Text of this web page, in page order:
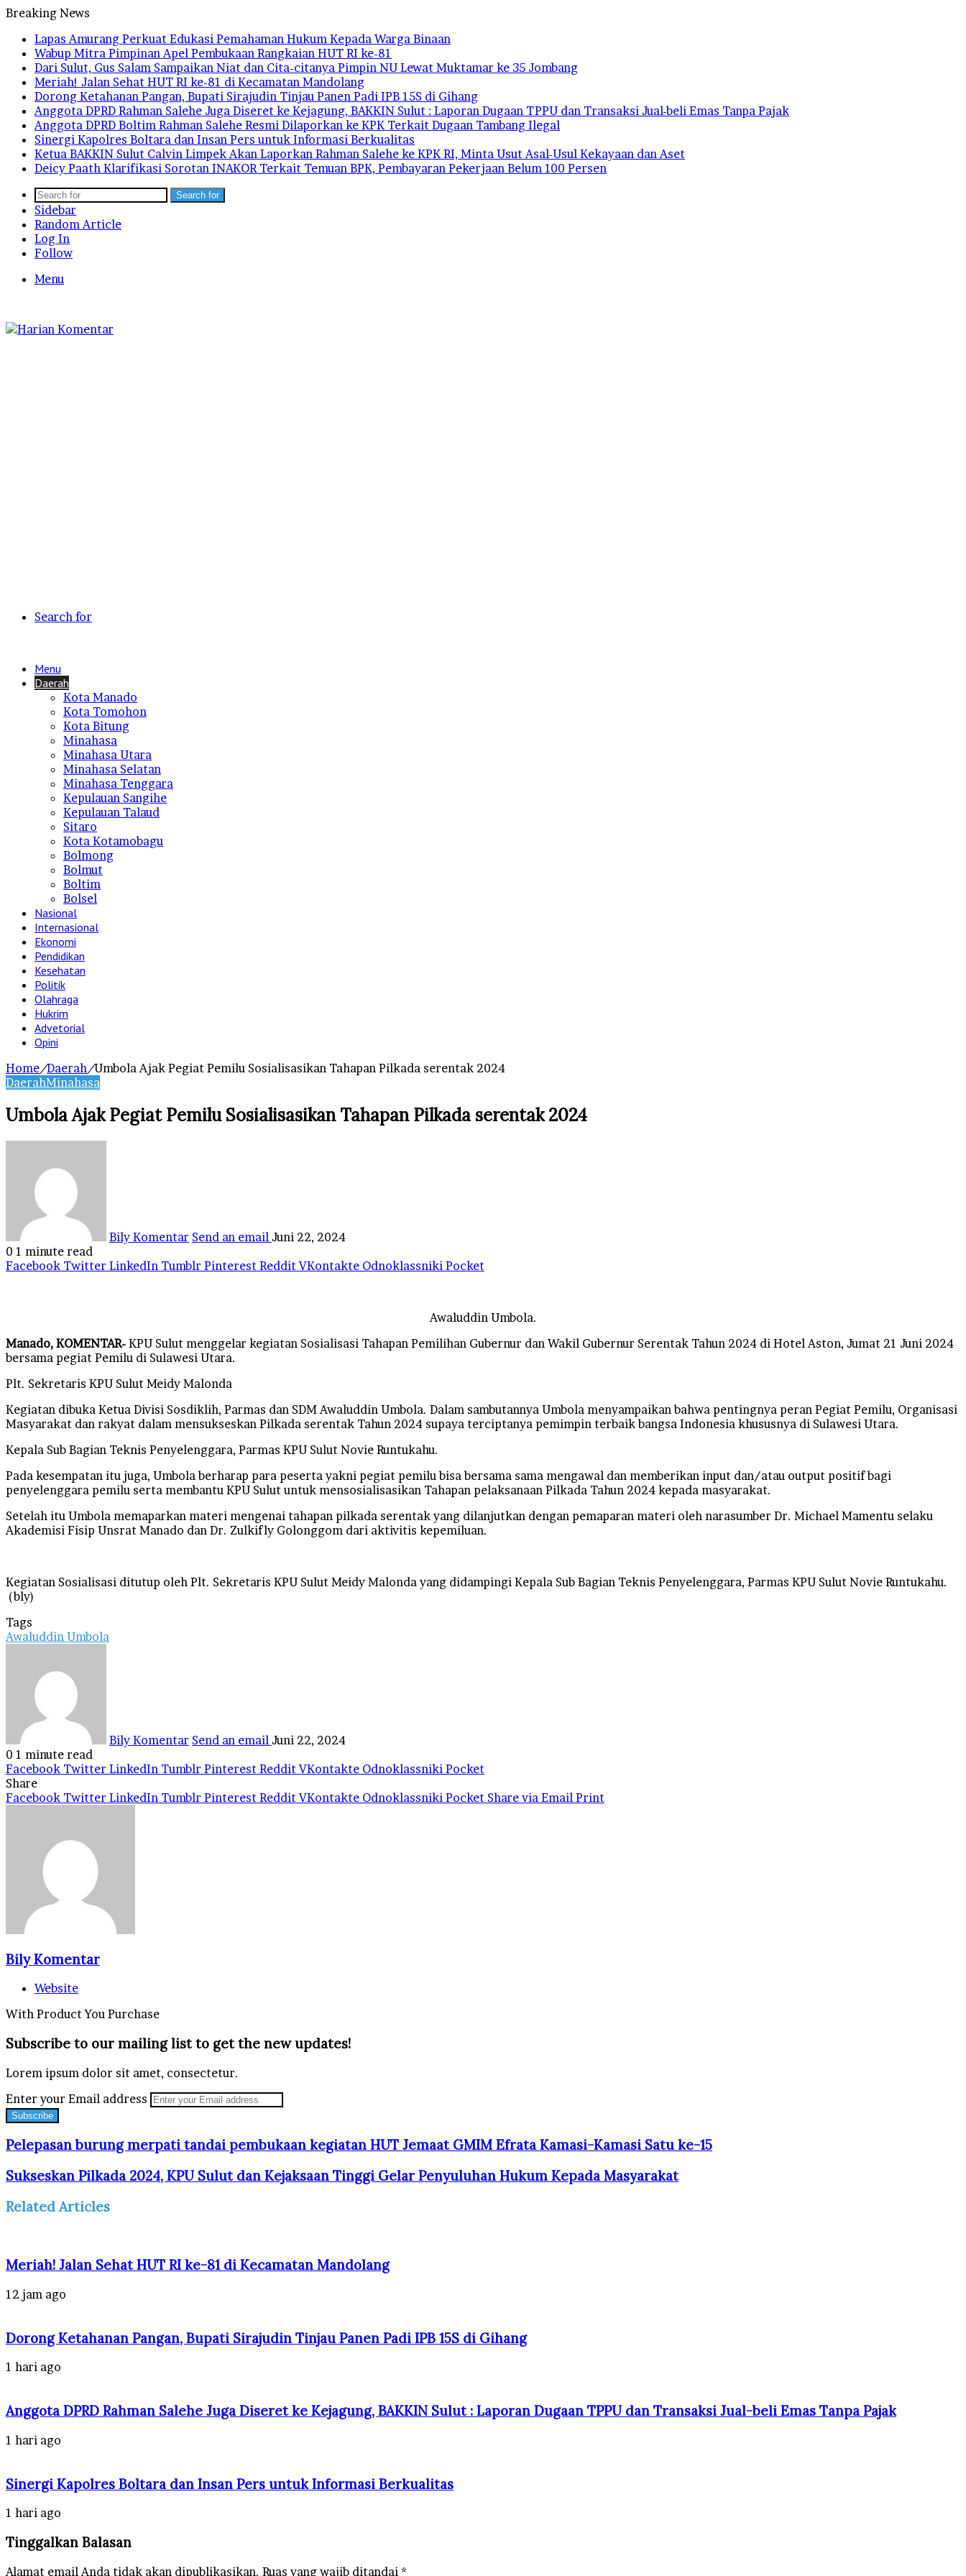
Breaking News
Lapas Amurang Perkuat Edukasi Pemahaman Hukum Kepada Warga Binaan
Wabup Mitra Pimpinan Apel Pembukaan Rangkaian HUT RI ke-81
Dari Sulut, Gus Salam Sampaikan Niat dan Cita-citanya Pimpin NU Lewat Muktamar ke 35 Jombang
Meriah! Jalan Sehat HUT RI ke-81 di Kecamatan Mandolang
Dorong Ketahanan Pangan, Bupati Sirajudin Tinjau Panen Padi IPB 15S di Gihang
Anggota DPRD Rahman Salehe Juga Diseret ke Kejagung, BAKKIN Sulut : Laporan Dugaan TPPU dan Transaksi Jual-beli Emas Tanpa Pajak
Anggota DPRD Boltim Rahman Salehe Resmi Dilaporkan ke KPK Terkait Dugaan Tambang Ilegal
Sinergi Kapolres Boltara dan Insan Pers untuk Informasi Berkualitas
Ketua BAKKIN Sulut Calvin Limpek Akan Laporkan Rahman Salehe ke KPK RI, Minta Usut Asal-Usul Kekayaan dan Aset
Deicy Paath Klarifikasi Sorotan INAKOR Terkait Temuan BPK, Pembayaran Pekerjaan Belum 100 Persen
Search for
Sidebar
Random Article
Log In
Follow
Menu
Search for
Menu
Daerah
Kota Manado
Kota Tomohon
Kota Bitung
Minahasa
Minahasa Utara
Minahasa Selatan
Minahasa Tenggara
Kepulauan Sangihe
Kepulauan Talaud
Sitaro
Kota Kotamobagu
Bolmong
Bolmut
Boltim
Bolsel
Nasional
Internasional
Ekonomi
Pendidikan
Kesehatan
Politik
Olahraga
Hukrim
Advetorial
Opini
Home/Daerah/Umbola Ajak Pegiat Pemilu Sosialisasikan Tahapan Pilkada serentak 2024
DaerahMinahasa
Umbola Ajak Pegiat Pemilu Sosialisasikan Tahapan Pilkada serentak 2024
Bily Komentar Send an email Juni 22, 2024
0 1 minute read
Facebook Twitter LinkedIn Tumblr Pinterest Reddit VKontakte Odnoklassniki Pocket
Awaluddin Umbola.
Manado, KOMENTAR- KPU Sulut menggelar kegiatan Sosialisasi Tahapan Pemilihan Gubernur dan Wakil Gubernur Serentak Tahun 2024 di Hotel Aston, Jumat 21 Juni 2024
bersama pegiat Pemilu di Sulawesi Utara.
Plt. Sekretaris KPU Sulut Meidy Malonda
Kegiatan dibuka Ketua Divisi Sosdiklih, Parmas dan SDM Awaluddin Umbola. Dalam sambutannya Umbola menyampaikan bahwa pentingnya peran Pegiat Pemilu, Organisasi
Masyarakat dan rakyat dalam mensukseskan Pilkada serentak Tahun 2024 supaya terciptanya pemimpin terbaik bangsa Indonesia khususnya di Sulawesi Utara.
Kepala Sub Bagian Teknis Penyelenggara, Parmas KPU Sulut Novie Runtukahu.
Pada kesempatan itu juga, Umbola berharap para peserta yakni pegiat pemilu bisa bersama sama mengawal dan memberikan input dan/atau output positif bagi
penyelenggara pemilu serta membantu KPU Sulut untuk mensosialisasikan Tahapan pelaksanaan Pilkada Tahun 2024 kepada masyarakat.
Setelah itu Umbola memaparkan materi mengenai tahapan pilkada serentak yang dilanjutkan dengan pemaparan materi oleh narasumber Dr. Michael Mamentu selaku
Akademisi Fisip Unsrat Manado dan Dr. Zulkifly Golonggom dari aktivitis kepemiluan.
Kegiatan Sosialisasi ditutup oleh Plt. Sekretaris KPU Sulut Meidy Malonda yang didampingi Kepala Sub Bagian Teknis Penyelenggara, Parmas KPU Sulut Novie Runtukahu.
(bly)
Tags
Awaluddin Umbola
Bily Komentar Send an email Juni 22, 2024
0 1 minute read
Facebook Twitter LinkedIn Tumblr Pinterest Reddit VKontakte Odnoklassniki Pocket
Share
Facebook Twitter LinkedIn Tumblr Pinterest Reddit VKontakte Odnoklassniki Pocket Share via Email Print
Bily Komentar
Website
With Product You Purchase
Subscribe to our mailing list to get the new updates!
Lorem ipsum dolor sit amet, consectetur.
Enter your Email address
Pelepasan burung merpati tandai pembukaan kegiatan HUT Jemaat GMIM Efrata Kamasi-Kamasi Satu ke-15
Sukseskan Pilkada 2024, KPU Sulut dan Kejaksaan Tinggi Gelar Penyuluhan Hukum Kepada Masyarakat
Related Articles
Meriah! Jalan Sehat HUT RI ke-81 di Kecamatan Mandolang
12 jam ago
Dorong Ketahanan Pangan, Bupati Sirajudin Tinjau Panen Padi IPB 15S di Gihang
1 hari ago
Anggota DPRD Rahman Salehe Juga Diseret ke Kejagung, BAKKIN Sulut : Laporan Dugaan TPPU dan Transaksi Jual-beli Emas Tanpa Pajak
1 hari ago
Sinergi Kapolres Boltara dan Insan Pers untuk Informasi Berkualitas
1 hari ago
Tinggalkan Balasan
Alamat email Anda tidak akan dipublikasikan. Ruas yang wajib ditandai *